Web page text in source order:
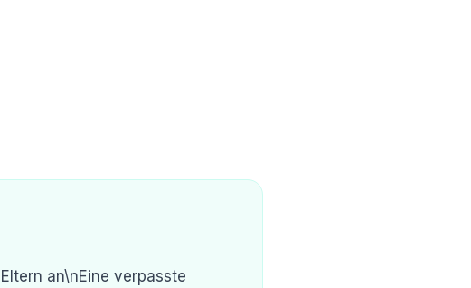
an\nEine verpasste